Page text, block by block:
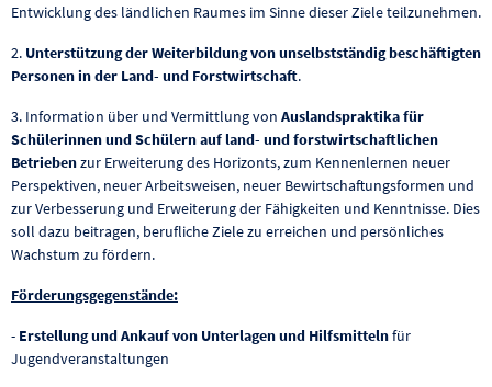
Entwicklung des ländlichen Raumes im Sinne dieser Ziele teilzunehmen.
2. Unterstützung der Weiterbildung von unselbstständig beschäftigten
Personen in der Land- und Forstwirtschaft.
3. Information über und Vermittlung von Auslandspraktika für
Schülerinnen und Schülern auf land- und forstwirtschaftlichen
Betriebenzur Erweiterung des Horizonts, zum Kennenlernen neuer
Perspektiven, neuer Arbeitsweisen, neuer Bewirtschaftungsformen und
zur Verbesserung und Erweiterung der Fähigkeiten und Kenntnisse. Dies
soll dazu beitragen, berufliche Ziele zu erreichen und persönliches
Wachstum zu fördern.
Förderungsgegenstände:
- Erstellung und Ankauf von Unterlagen und Hilfsmittelnfür
Jugendveranstaltungen